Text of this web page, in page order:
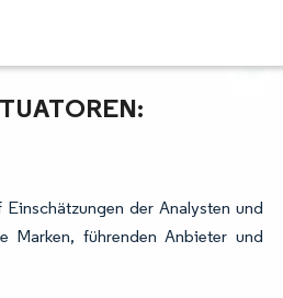
der Analysten und
Marken, führenden Anbieter und